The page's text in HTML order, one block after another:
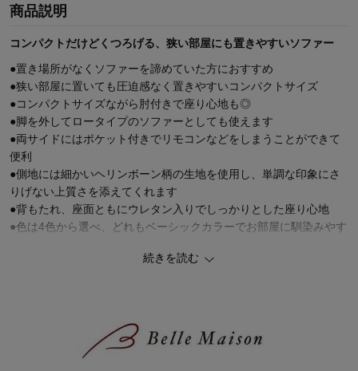
商品説明
コンパクトだけどくつろげる、狭い部屋にも置きやすいソファー
●置き場所がなくソファーを諦めていた方におすすめ
●狭い部屋に置いても圧迫感なく置きやすいコンパクトサイズ
●コンパクトサイズながら肘付きで座り心地も◎
●脚を外してロータイプのソファーとしても使えます
●両サイドにはポケット付きでリモコンなどをしまうことができて
便利
●側地には細かいヘリンボーン柄の生地を使用し、単調な印象にさ
りげない上質さを添えてくれます
●背もたれ、座面ともにウレタン入りでしっかりとした座り心地
●色は4色から選べ、どれもベーシックカラーでお部屋に馴染みやす
お財布にやさしく、暮らしに安心を。
背伸びしない。妥協もしない。
続きを読む